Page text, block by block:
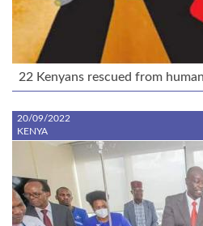
22 Kenyans rescued from
20/09/2022
KENYA